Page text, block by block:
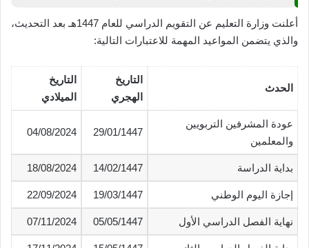
أعلنت وزارة التعليم عن التقويم الدراسي للعام 1447هـ بعد التحديث،
والذي يتضمن المواعيد المهمة للاعتبارات التالية:
الحدث
التاريخ
الهجري
التاريخ
الميلادي
عودة المشرفين التربويين
والمعلمين
29/01/1447
04/08/2024
بداية الدراسة 14/02/1447
18/08/2024
إجازة اليوم الوطني 19/03/1447
22/09/2024
نهاية الفصل الدراسي الأول 05/05/1447
07/11/2024